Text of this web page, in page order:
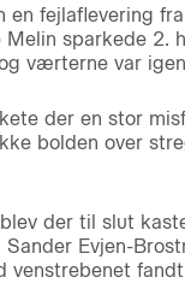
fejlaflevering
sparkede 2.
værterne var
der en stor
bolden over
der til slut
Evjen-